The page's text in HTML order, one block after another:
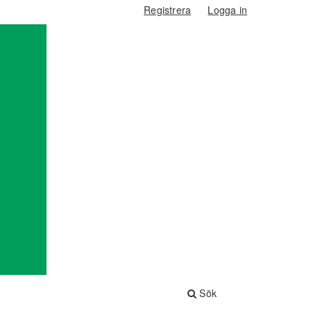
Sök
Registrera Logga in